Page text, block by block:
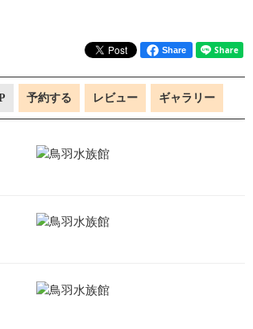
Share
予約する レビュー ギャラリー